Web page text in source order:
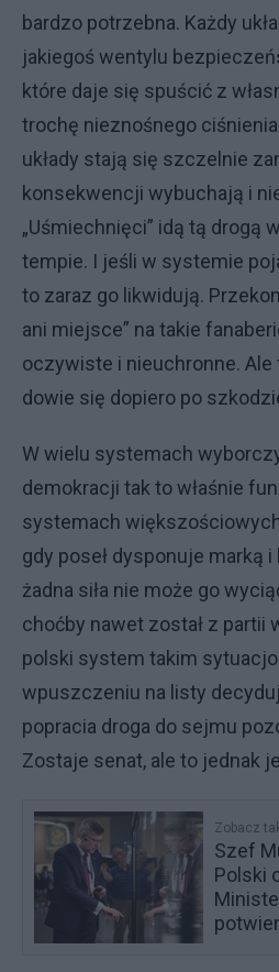
bardzo potrzebna. Każdy
jakiegoś wentylu
które daje się spuścić z
trochę nieznośnego
układy stają się szczelnie
konsekwencji wybuchają i
„Uśmiechnięci” idą tą drogą
tempie. I jeśli w systemie
to zaraz go likwidują.
ani miejsce” na takie
oczywiste i nieuchronne. Ale
dowie się dopiero po
W wielu systemach
demokracji tak to właśnie
systemach
gdy poseł dysponuje marką
żadna siła nie może go
choćby nawet został z partii
polski system takim
wpuszczeniu na listy
popracia droga do sejmu
Zostaje senat, ale to jednak
Zobacz
Szef
Polski